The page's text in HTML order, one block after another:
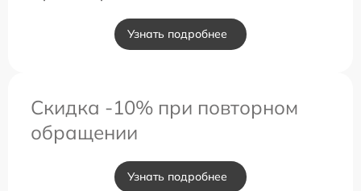
Узнать подробнее
Скидка -10% при повторном
обращении
Узнать подробнее